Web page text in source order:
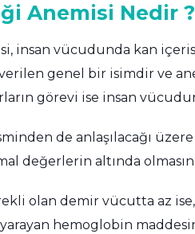
Anemisi Nedir ?
insan vücudunda kan
genel bir isimdir ve
görevi ise insan
de anlaşılacağı
değerlerin altında
olan demir vücutta az
yarayan hemoglobin